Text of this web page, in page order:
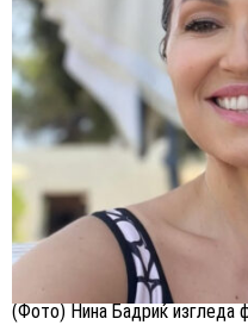
(Фото) Нина Бадриќ изгледа